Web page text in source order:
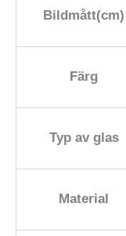
Bildmått(cm)
Färg
Typ av glas
Material